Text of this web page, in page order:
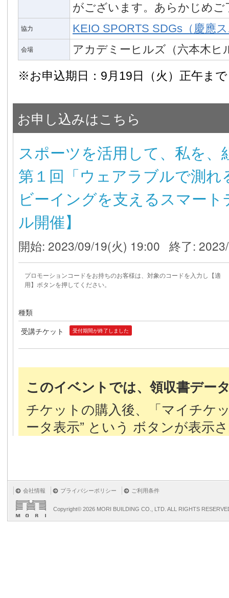
がございます。あらかじめご
協力 KEIO SPORTS SDGs（慶應
会場 アカデミーヒルズ（六本木ヒ
※お申込期日：9月19日（火）正午まで
会社情報 プライバシーポリシー ご利用条件
Copyright© 2026 MORI BUILDING CO., LTD. ALL RIGHTS